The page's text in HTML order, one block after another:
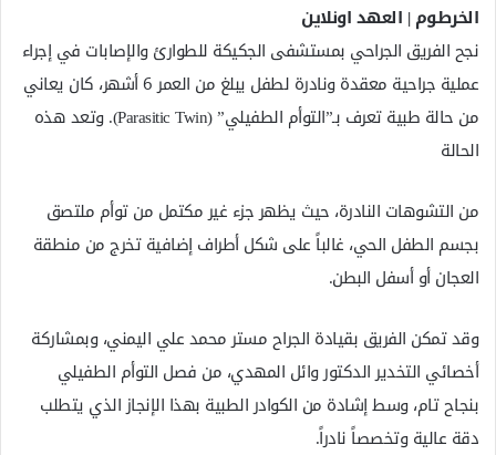
الخرطوم | العهد اونلاين
نجح الفريق الجراحي بمستشفى الجكيكة للطوارئ والإصابات في إجراء
عملية جراحية معقدة ونادرة لطفل يبلغ من العمر 6 أشهر، كان يعاني
من حالة طبية تعرف بـ”التوأم الطفيلي” (Parasitic Twin). وتعد هذه
الحالة
من التشوهات النادرة، حيث يظهر جزء غير مكتمل من توأم ملتصق
بجسم الطفل الحي، غالباً على شكل أطراف إضافية تخرج من منطقة
العجان أو أسفل البطن.
وقد تمكن الفريق بقيادة الجراح مستر محمد علي اليمني، وبمشاركة
أخصائي التخدير الدكتور وائل المهدي، من فصل التوأم الطفيلي
بنجاح تام، وسط إشادة من الكوادر الطبية بهذا الإنجاز الذي يتطلب
دقة عالية وتخصصاً نادراً.